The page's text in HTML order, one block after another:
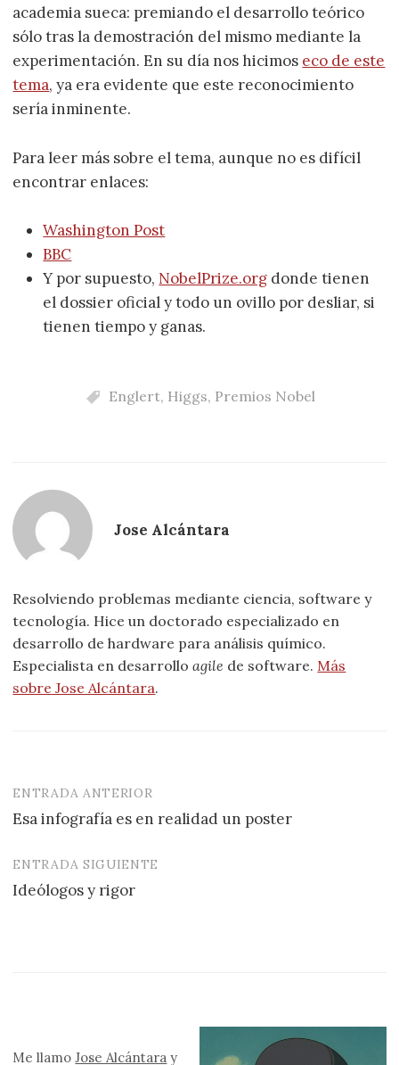
academia sueca: premiando el desarrollo teórico
sólo tras la demostración del mismo mediante la
experimentación. En su día nos hicimos eco de este
tema, ya era evidente que este reconocimiento
sería inminente.
Para leer más sobre el tema, aunque no es difícil
encontrar enlaces:
Washington Post
BBC
Y por supuesto, NobelPrize.org donde tienen
el dossier oficial y todo un ovillo por desliar, si
tienen tiempo y ganas.
Englert, Higgs, Premios Nobel
Jose Alcántara
Resolviendo problemas mediante ciencia, software y
tecnología. Hice un doctorado especializado en
desarrollo de hardware para análisis químico.
Especialista en desarrolloagile de software. Más
sobre Jose Alcántara.
Navegación
de
entradas
ENTRADA ANTERIOR
Esa infografía es en realidad un poster
ENTRADA SIGUIENTE
Ideólogos y rigor
Me llamoJose Alcántara y